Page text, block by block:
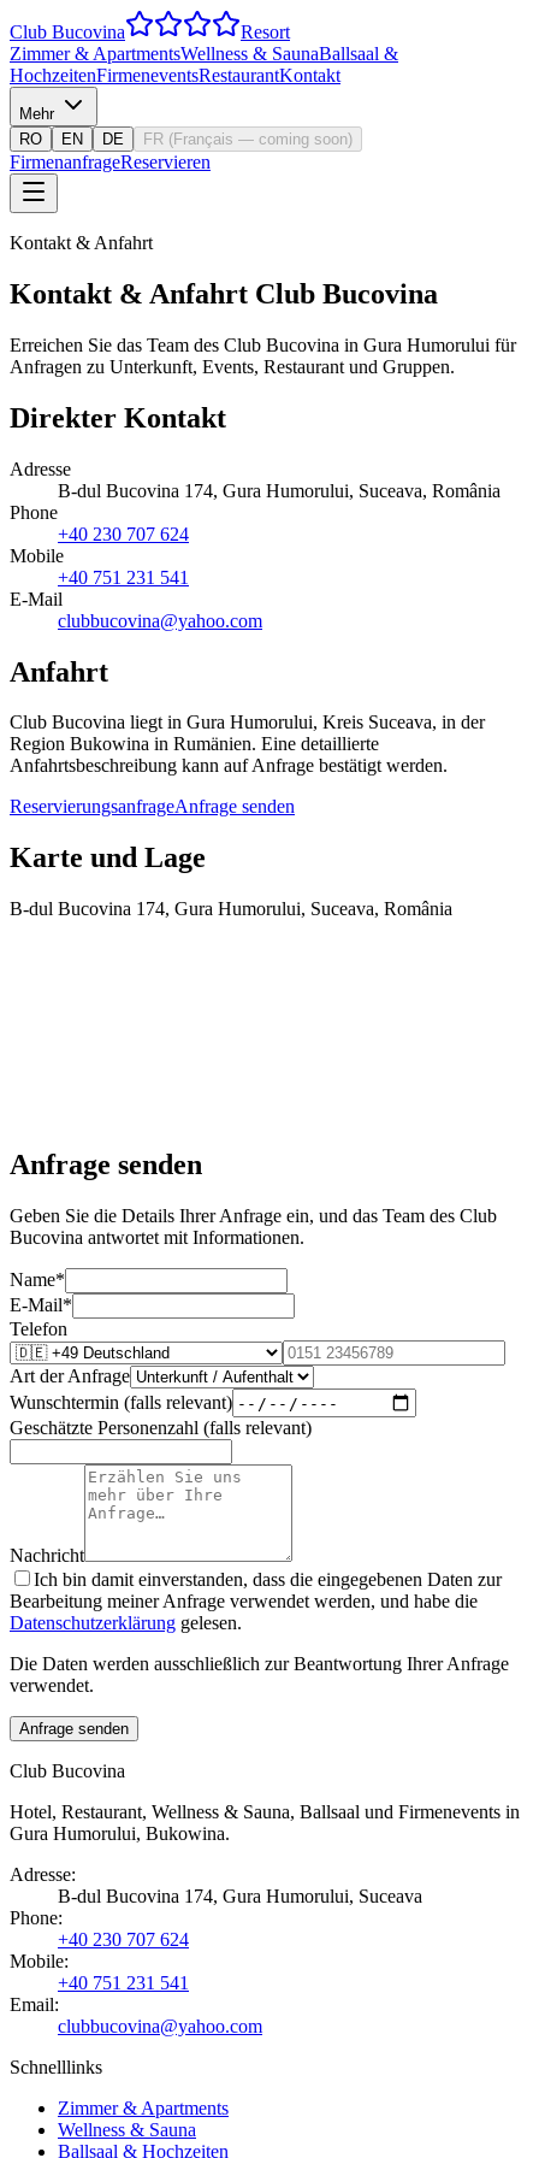
Club Bucovina
Resort
Zimmer & ApartmentsWellness & SaunaBallsaal &
HochzeitenFirmeneventsRestaurantKontakt
Mehr
RO
EN DE FR (Français — coming soon)
FirmenanfrageReservieren
Kontakt & Anfahrt
Kontakt & Anfahrt Club Bucovina
Erreichen Sie das Team des Club Bucovina in Gura Humorului für
Anfragen zu Unterkunft, Events, Restaurant und Gruppen.
Direkter Kontakt
Adresse
B-dul Bucovina 174, Gura Humorului, Suceava, România
Phone
+40 230 707 624
Mobile
+40 751 231 541
E-Mail
clubbucovina@yahoo.com
Anfahrt
Club Bucovina liegt in Gura Humorului, Kreis Suceava, in der
Region Bukowina in Rumänien. Eine detaillierte
Anfahrtsbeschreibung kann auf Anfrage bestätigt werden.
ReservierungsanfrageAnfrage senden
Karte und Lage
B-dul Bucovina 174, Gura Humorului, Suceava, România
Anfrage senden
Geben Sie die Details Ihrer Anfrage ein, und das Team des Club
Bucovina antwortet mit Informationen.
Name*
E-Mail*
Telefon
Art der Anfrage
Wunschtermin (falls relevant)
Geschätzte Personenzahl (falls relevant)
Nachricht
Ich bin damit einverstanden, dass die eingegebenen Daten zur
Bearbeitung meiner Anfrage verwendet werden, und habe die
Datenschutzerklärung gelesen.
Die Daten werden ausschließlich zur Beantwortung Ihrer Anfrage
verwendet.
Anfrage senden
Club Bucovina
Hotel, Restaurant, Wellness & Sauna, Ballsaal und Firmenevents in
Gura Humorului, Bukowina.
Adresse:
B-dul Bucovina 174, Gura Humorului, Suceava
Phone:
+40 230 707 624
Mobile:
+40 751 231 541
Email:
clubbucovina@yahoo.com
Schnelllinks
Zimmer & Apartments
Wellness & Sauna
Ballsaal & Hochzeiten